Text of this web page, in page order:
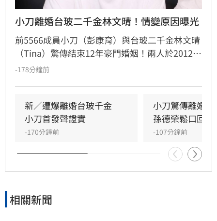
小刀離婚台玻二千金林文晴！情變原因曝光
前5566成員小刀（彭康育）與台玻二千金林文晴
（Tina）驚傳結束12年豪門婚姻！兩人於2012年
舉辦耗資逾500萬的世紀婚宴，曾是演藝圈與豪
長年相處失去交集，且小刀長期「無特別作為」
導致感情破裂。小刀昔日以5566成員身分紅遍亞
洲，後轉型幕後經營影視與文創事業，對於婚變
傳聞，雙方至今皆未公開回應與說明，昔日宛如
童
-178分鐘前
新／遭爆離婚台玻千金
小刀首發聲證實
-170分鐘前
小刀驚傳離婚
孫德榮鬆口回應
-107分鐘前
相關新聞